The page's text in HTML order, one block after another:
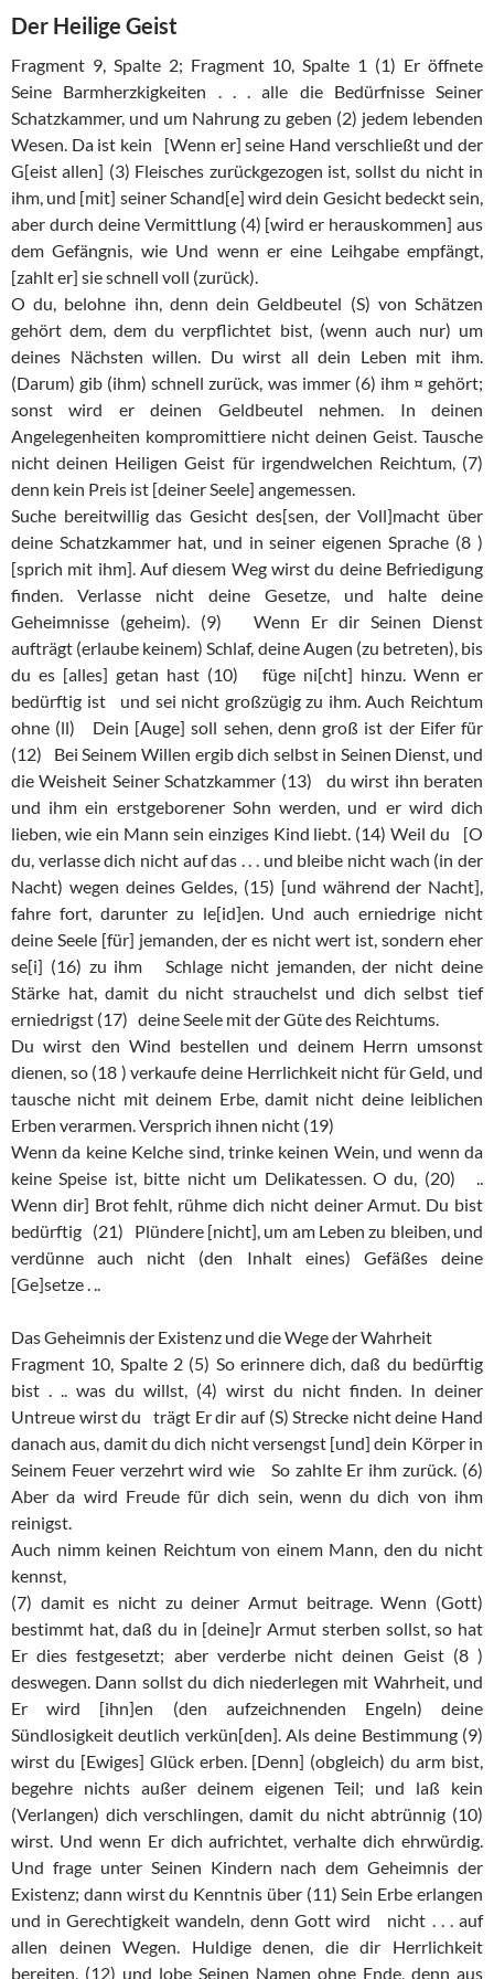
Der Heilige Geist
Fragment 9, Spalte 2; Fragment 10, Spalte 1 (1) Er öffnete
Seine Barmherzkigkeiten . . . alle die Bedürfnisse Seiner
Schatzkammer, und um Nahrung zu geben (2) jedem lebenden
Wesen. Da ist kein [Wenn er] seine Hand verschließt und der
G[eist allen] (3) Fleisches zurückgezogen ist, sollst du nicht in
ihm, und [mit] seiner Schand[e] wird dein Gesicht bedeckt sein,
aber durch deine Vermittlung (4) [wird er herauskommen] aus
dem Gefängnis, wie Und wenn er eine Leihgabe empfängt,
[zahlt er] sie schnell voll (zurück).
O du, belohne ihn, denn dein Geldbeutel (S) von Schätzen
gehört dem, dem du verpflichtet bist, (wenn auch nur) um
deines Nächsten willen. Du wirst all dein Leben mit ihm.
(Darum) gib (ihm) schnell zurück, was immer (6) ihm ¤ gehört;
sonst wird er deinen Geldbeutel nehmen. In deinen
Angelegenheiten kompromittiere nicht deinen Geist. Tausche
nicht deinen Heiligen Geist für irgendwelchen Reichtum, (7)
denn kein Preis ist [deiner Seele] angemessen.
Suche bereitwillig das Gesicht des[sen, der Voll]macht über
deine Schatzkammer hat, und in seiner eigenen Sprache (8 )
[sprich mit ihm]. Auf diesem Weg wirst du deine Befriedigung
finden. Verlasse nicht deine Gesetze, und halte deine
Geheimnisse (geheim). (9) Wenn Er dir Seinen Dienst
aufträgt (erlaube keinem) Schlaf, deine Augen (zu betreten), bis
du es [alles] getan hast (10) füge ni[cht] hinzu. Wenn er
bedürftig ist und sei nicht großzügig zu ihm. Auch Reichtum
ohne (ll) Dein [Auge] soll sehen, denn groß ist der Eifer für
(12) Bei Seinem Willen ergib dich selbst in Seinen Dienst, und
die Weisheit Seiner Schatzkammer (13) du wirst ihn beraten
und ihm ein erstgeborener Sohn werden, und er wird dich
lieben, wie ein Mann sein einziges Kind liebt. (14) Weil du [O
du, verlasse dich nicht auf das . . . und bleibe nicht wach (in der
Nacht) wegen deines Geldes, (15) [und während der Nacht],
fahre fort, darunter zu le[id]en. Und auch erniedrige nicht
deine Seele [für] jemanden, der es nicht wert ist, sondern eher
se[i] (16) zu ihm Schlage nicht jemanden, der nicht deine
Stärke hat, damit du nicht strauchelst und dich selbst tief
erniedrigst (17) deine Seele mit der Güte des Reichtums.
Du wirst den Wind bestellen und deinem Herrn umsonst
dienen, so (18 ) verkaufe deine Herrlichkeit nicht für Geld, und
tausche nicht mit deinem Erbe, damit nicht deine leiblichen
Erben verarmen. Versprich ihnen nicht (19)
Wenn da keine Kelche sind, trinke keinen Wein, und wenn da
keine Speise ist, bitte nicht um Delikatessen. O du, (20) ..
Wenn dir] Brot fehlt, rühme dich nicht deiner Armut. Du bist
bedürftig (21) Plündere [nicht], um am Leben zu bleiben, und
verdünne auch nicht (den Inhalt eines) Gefäßes deine
[Ge]setze . ..
Das Geheimnis der Existenz und die Wege der Wahrheit
Fragment 10, Spalte 2 (5) So erinnere dich, daß du bedürftig
bist . .. was du willst, (4) wirst du nicht finden. In deiner
Untreue wirst du trägt Er dir auf (S) Strecke nicht deine Hand
danach aus, damit du dich nicht versengst [und] dein Körper in
Seinem Feuer verzehrt wird wie So zahlte Er ihm zurück. (6)
Aber da wird Freude für dich sein, wenn du dich von ihm
reinigst.
Auch nimm keinen Reichtum von einem Mann, den du nicht
kennst,
(7) damit es nicht zu deiner Armut beitrage. Wenn (Gott)
bestimmt hat, daß du in [deine]r Armut sterben sollst, so hat
Er dies festgesetzt; aber verderbe nicht deinen Geist (8 )
deswegen. Dann sollst du dich niederlegen mit Wahrheit, und
Er wird [ihn]en (den aufzeichnenden Engeln) deine
Sündlosigkeit deutlich verkün[den]. Als deine Bestimmung (9)
wirst du [Ewiges] Glück erben. [Denn] (obgleich) du arm bist,
begehre nichts außer deinem eigenen Teil; und laß kein
(Verlangen) dich verschlingen, damit du nicht abtrünnig (10)
wirst. Und wenn Er dich aufrichtet, verhalte dich ehrwürdig.
Und frage unter Seinen Kindern nach dem Geheimnis der
Existenz; dann wirst du Kenntnis über (11) Sein Erbe erlangen
und in Gerechtigkeit wandeln, denn Gott wird nicht . . . auf
allen deinen Wegen. Huldige denen, die dir Herrlichkeit
bereiten, (12) und lobe Seinen Namen ohne Ende, denn aus